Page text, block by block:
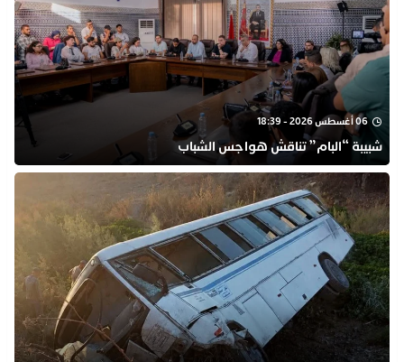
06 أغسطس 2026 - 18:39
شبيبة “البام” تناقش هواجس الشباب